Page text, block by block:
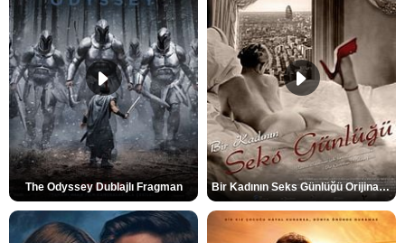
The Odyssey Dublajlı Fragman Bir Kadının Seks Günlüğü Orijinal Fragman